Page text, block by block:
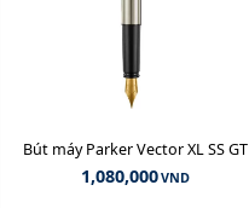
Bút máy Parker Vector XL SS GT
1,080,000VND